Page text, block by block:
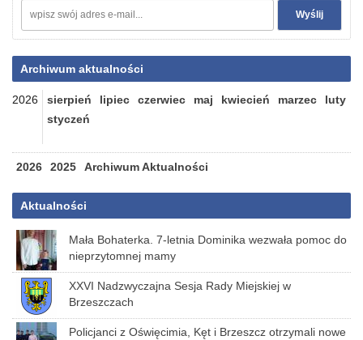
Archiwum aktualności
2026 sierpień lipiec czerwiec maj kwiecień marzec
luty
styczeń
2026 2025 Archiwum Aktualności
Aktualności
Mała Bohaterka. 7-letnia Dominika wezwała pomoc do
nieprzytomnej mamy
XXVI Nadzwyczajna Sesja Rady Miejskiej w
Brzeszczach
Policjanci z Oświęcimia, Kęt i Brzeszcz otrzymali nowe